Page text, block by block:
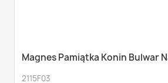
Magnes Pamiątka Konin Bulwar
2115F03